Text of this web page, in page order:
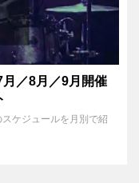
月／8月／9月開催
ケジュールを月別で紹